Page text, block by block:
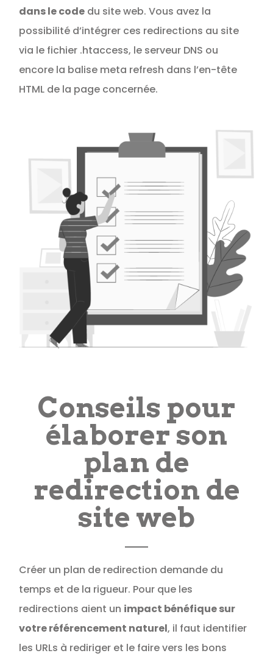
dans le code du site web. Vous avez la
possibilité d’intégrer ces redirections au site
via le fichier .htaccess, le serveur DNS ou
encore la balise meta refresh dans l’en-tête
HTML de la page concernée.
Conseils pour
élaborer son
plan de
redirection de
site web
Créer un plan de redirection demande du
temps et de la rigueur. Pour que les
redirections aient un impact bénéfique sur
votre référencement naturel, il faut identifier
les URLs à rediriger et le faire vers les bons